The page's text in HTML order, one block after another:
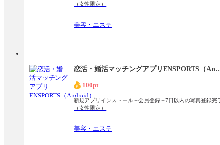
（女性限定）
美容・エステ
恋活・婚活マッチングアプ
100pt
新規アプリインストール＋会員登録＋7日以内の写真登録完
（女性限定）
美容・エステ